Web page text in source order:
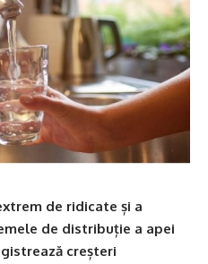
de ridicate și a
de distribuție a apei
creșteri